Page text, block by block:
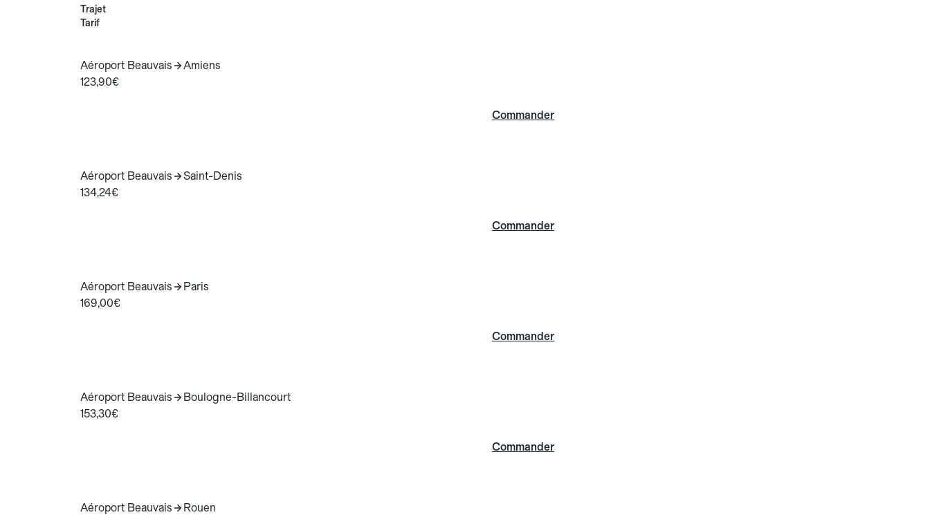
Trajet
Tarif
Aéroport Beauvais
Amiens
123,90€
Commander
Aéroport Beauvais
Saint-Denis
134,24€
Commander
Aéroport Beauvais
Paris
169,00€
Commander
Aéroport Beauvais
Boulogne-Billancourt
153,30€
Commander
Aéroport Beauvais
Rouen